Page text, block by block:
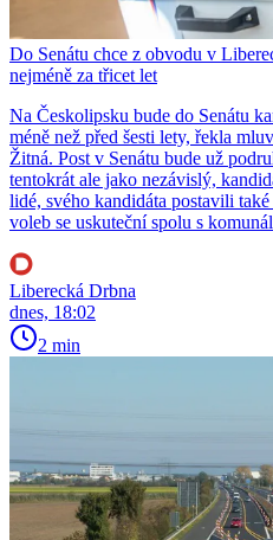
Do Senátu chce z obvodu v
nejméně za třicet let
Na Českolipsku bude do Senátu
méně než před šesti lety, řekla
Žitná. Post v Senátu bude už
tentokrát ale jako nezávislý,
lidé, svého kandidáta postavili
voleb se uskuteční spolu s
Liberecká Drbna
dnes, 18:02
2 min